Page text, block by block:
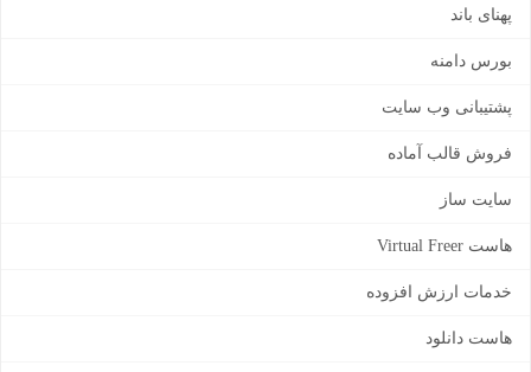
پهنای باند
بورس دامنه
پشتیبانی وب سایت
فروش قالب آماده
سایت ساز
هاست Virtual Freer
خدمات ارزش افزوده
هاست دانلود